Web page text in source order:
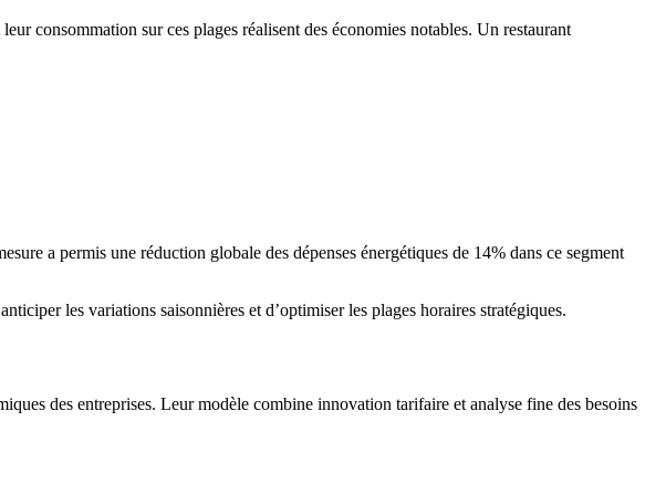
consommation sur ces plages réalisent des économies notables. Un restaurant
a permis une réduction globale des dépenses énergétiques de 14% dans ce segment
les variations saisonnières et d’optimiser les plages horaires stratégiques.
des entreprises. Leur modèle combine innovation tarifaire et analyse fine des besoins